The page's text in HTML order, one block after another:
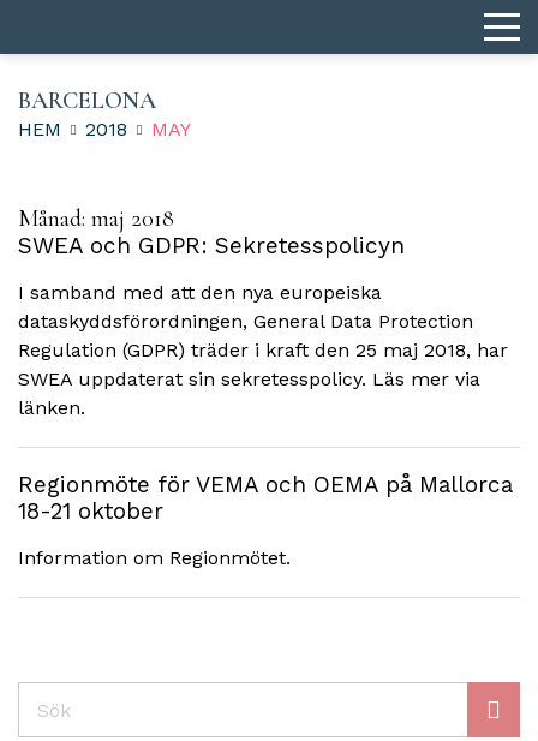
BARCELONA
HEM 2018 MAY
Månad: maj 2018
SWEA och GDPR: Sekretesspolicyn
I samband med att den nya europeiska
dataskyddsförordningen, General Data Protection
Regulation (GDPR) träder i kraft den 25 maj 2018, har
SWEA uppdaterat sin sekretesspolicy. Läs mer via
länken.
Regionmöte för VEMA och OEMA på Mallorca
18-21 oktober
Information om Regionmötet.